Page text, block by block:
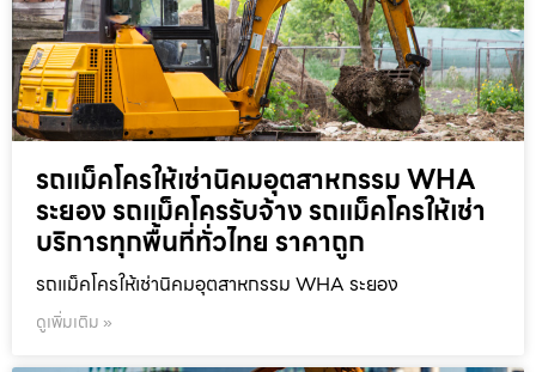
รถแม็คโครให้เช่านิคมอุตสาหกรรม WHA
ระยอง รถแม็คโครรับจ้าง รถแม็คโครให้เช่า
บริการทุกพื้นที่ทั่วไทย ราคาถูก
รถแม็คโครให้เช่านิคมอุตสาหกรรม WHA ระยอง
ดูเพิ่มเติม »